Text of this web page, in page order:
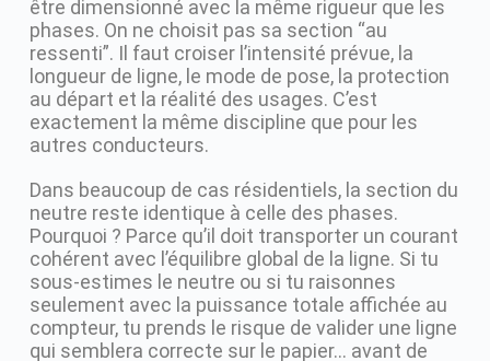
être dimensionné avec la même rigueur que les
phases. On ne choisit pas sa section “au
ressenti”. Il faut croiser l’intensité prévue, la
longueur de ligne, le mode de pose, la protection
au départ et la réalité des usages. C’est
exactement la même discipline que pour les
autres conducteurs.
Dans beaucoup de cas résidentiels, la section du
neutre reste identique à celle des phases.
Pourquoi ? Parce qu’il doit transporter un courant
cohérent avec l’équilibre global de la ligne. Si tu
sous-estimes le neutre ou si tu raisonnes
seulement avec la puissance totale affichée au
compteur, tu prends le risque de valider une ligne
qui semblera correcte sur le papier… avant de